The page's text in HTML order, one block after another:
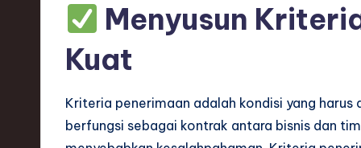
Menyusun
Kuat
Kriteria penerimaan adalah kondisi yang
berfungsi sebagai kontrak antara bisnis dan